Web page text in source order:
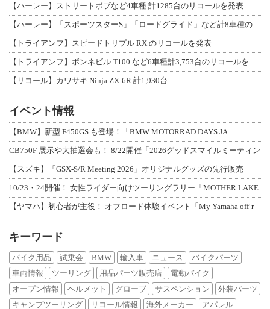
【ハーレー】ストリートボブなど4車種 計1285台のリコールを発表
【トライアンフ】スピードトリプル RX のリコールを発表
【リコール】カワサキ Ninja ZX-6R 計1,930台
イベント情報
【BMW】新型 F450GS も登場！「BMW MOTORRAD DAYS JA
CB750F 展示や大抽選会も！ 8/22開催「2026グッドスマイルミーティン
【スズキ】「GSX-S/R Meeting 2026」オリジナルグッズの先行販売
10/23・24開催！ 女性ライダー向けツーリングラリー「MOTHER LAKE
【ヤマハ】初心者が主役！ オフロード体験イベント「My Yamaha off-r
キーワード
バイク用品 試乗会 BMW 輸入車 ニュース
バイクパーツ
車両情報
ツーリング 用品パーツ販売店
電動バイク
オープン情報
ヘルメット グローブ サスペンション
外装パーツ
キャンプツーリング
リコール情報 海外メーカー アパレル